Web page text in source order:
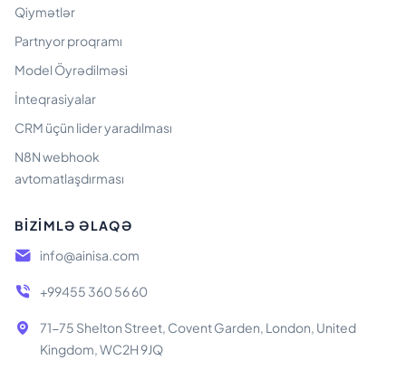
Qiymətlər
Partnyor proqramı
Model Öyrədilməsi
İnteqrasiyalar
CRM üçün lider yaradılması
N8N webhook
avtomatlaşdırması
BIZIMLƏ ƏLAQƏ
info@ainisa.com
+99455 360 56 60
71-75 Shelton Street, Covent Garden, London, United
Kingdom, WC2H 9JQ